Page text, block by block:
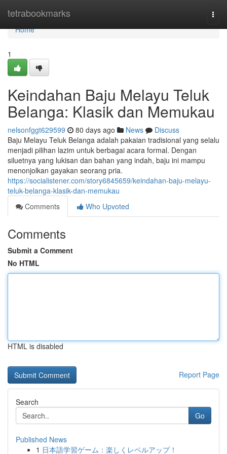
tetrabookmarks
Home
Home
1
Keindahan Baju Melayu Teluk
Belanga: Klasik dan Memukau
nelsonfggt629599 80 days ago News
Discuss
Baju Melayu Teluk Belanga adalah pakaian tradisional yang selalu
menjadi pilihan lazim untuk berbagai acara formal. Dengan
siluetnya yang lukisan dan bahan yang indah, baju ini mampu
menonjolkan gayakan seorang pria.
https://socialistener.com/story6845659/keindahan-baju-melayu-
teluk-belanga-klasik-dan-memukau
Comments
Who Upvoted
Comments
Submit a Comment
No HTML
HTML is disabled
Report Page
Search
Go
Published News
1 日本語学習ゲーム：楽しくレベルアップ！